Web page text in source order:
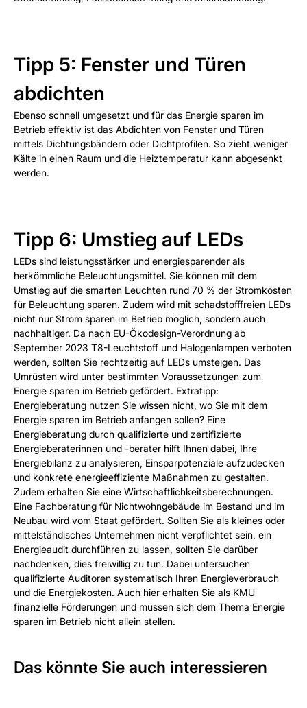
Tipp 5: Fenster und Türen
abdichten
Ebenso schnell umgesetzt und für das Energie sparen im
Betrieb effektiv ist das Abdichten von Fenster und Türen
mittels Dichtungsbändern oder Dichtprofilen. So zieht weniger
Kälte in einen Raum und die Heiztemperatur kann abgesenkt
werden.
Tipp 6: Umstieg auf LEDs
LEDs sind leistungsstärker und energiesparender als
herkömmliche Beleuchtungsmittel. Sie können mit dem
Umstieg auf die smarten Leuchten rund 70 % der Stromkosten
für Beleuchtung sparen. Zudem wird mit schadstofffreien LEDs
nicht nur Strom sparen im Betrieb möglich, sondern auch
nachhaltiger. Da nach EU-Ökodesign-Verordnung ab
September 2023 T8-Leuchtstoff und Halogenlampen verboten
werden, sollten Sie rechtzeitig auf LEDs umsteigen. Das
Umrüsten wird unter bestimmten Voraussetzungen zum
Energie sparen im Betrieb gefördert. Extratipp:
Energieberatung nutzen Sie wissen nicht, wo Sie mit dem
Energie sparen im Betrieb anfangen sollen? Eine
Energieberatung durch qualifizierte und zertifizierte
Energieberaterinnen und -berater hilft Ihnen dabei, Ihre
Energiebilanz zu analysieren, Einsparpotenziale aufzudecken
und konkrete energieeffiziente Maßnahmen zu gestalten.
Zudem erhalten Sie eine Wirtschaftlichkeitsberechnungen.
Eine Fachberatung für Nichtwohngebäude im Bestand und im
Neubau wird vom Staat gefördert. Sollten Sie als kleines oder
mittelständisches Unternehmen nicht verpflichtet sein, ein
Energieaudit durchführen zu lassen, sollten Sie darüber
nachdenken, dies freiwillig zu tun. Dabei untersuchen
qualifizierte Auditoren systematisch Ihren Energieverbrauch
und die Energiekosten. Auch hier erhalten Sie als KMU
finanzielle Förderungen und müssen sich dem Thema Energie
sparen im Betrieb nicht allein stellen.
Das könnte Sie auch interessieren